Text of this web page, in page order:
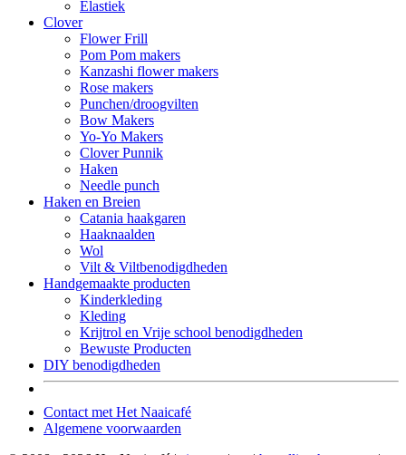
Elastiek
Clover
Flower Frill
Pom Pom makers
Kanzashi flower makers
Rose makers
Punchen/droogvilten
Bow Makers
Yo-Yo Makers
Clover Punnik
Haken
Needle punch
Haken en Breien
Catania haakgaren
Haaknaalden
Wol
Vilt & Viltbenodigdheden
Handgemaakte producten
Kinderkleding
Kleding
Krijtrol en Vrije school benodigdheden
Bewuste Producten
DIY benodigdheden
Contact met Het Naaicafé
Algemene voorwaarden